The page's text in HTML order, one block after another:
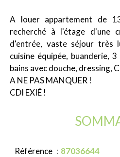
A louer appartement de
recherché à l'étage d'une
d'entrée, vaste séjour très
cuisine équipée, buanderie,
bains avec douche, dressing,
A NE PAS MANQUER !
CDI EXIÉ !
Référence 87036644